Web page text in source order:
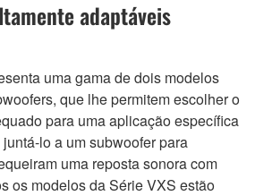
adaptáveis
uma gama de dois modelos
que lhe permitem escolher o
para uma aplicação específica
lo a um subwoofer para
uma reposta sonora com
os modelos da Série VXS estão